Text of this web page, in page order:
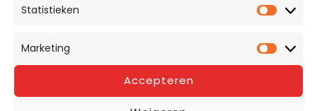
Statistieken
Marketing
Accepteren
kan zijn. In deze blog leggen we uit waarom een
raden is.